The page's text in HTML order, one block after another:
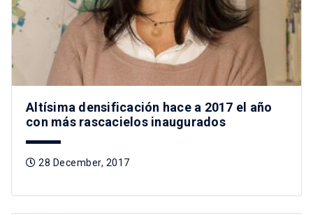
Altísima densificación hace a 2017 el año
con más rascacielos inaugurados
28 December, 2017